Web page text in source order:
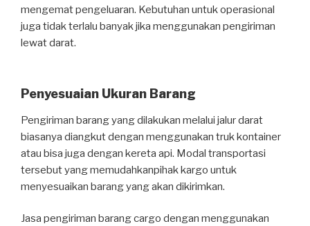
mengemat pengeluaran. Kebutuhan untuk operasional
juga tidak terlalu banyak jika menggunakan pengiriman
lewat darat.
Penyesuaian Ukuran Barang
Pengiriman barang yang dilakukan melalui jalur darat
biasanya diangkut dengan menggunakan truk kontainer
atau bisa juga dengan kereta api. Modal transportasi
tersebut yang memudahkanpihak kargo untuk
menyesuaikan barang yang akan dikirimkan.
Jasa pengiriman barang cargo dengan menggunakan